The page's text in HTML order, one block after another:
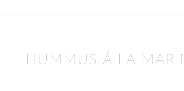
HUMMUS Á LA